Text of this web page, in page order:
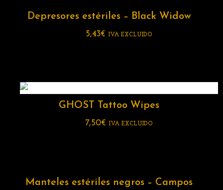
Depresores estériles – Black Widow
5,43€ IVA EXCLUIDO
GHOST Tattoo Wipes
7,50€ IVA EXCLUIDO
Manteles estériles negros – Campos